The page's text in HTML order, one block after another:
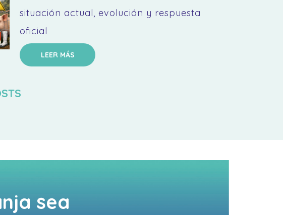
situación actual, evolución y respuesta
oficial
LEER MÁS
sea